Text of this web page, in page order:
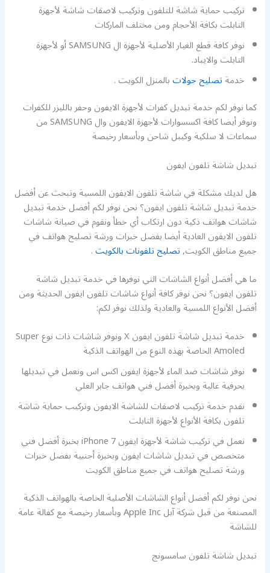
تركيب حماية شاشة للتلفون وتركيب لاصقات شاشة لأجهزة
التابلت بكافة الأحجام ومن مختلف الماركات
نوفر كافة قطع الغيار الأصلية لأجهزة ال SAMSUNG أو لأجهزة
التابلت والايباد.
خدمةتصليح جولاتبالمنزل الكويت .
كما نوفر لكم خدمة تبديل كفرات لأجهزة الايفون وحفر بالليزر للكفرات
ونوفر أيضا كافة اكسسوارات لأجهزة الايفون وال SAMSUNG من
سماعات لا سلكية وكيبل شاحن وبأسعار رخيصة
تبديل شاشة تلفون ايفون
هل لديك مشكلة في شاشة تلفون الايفون اللمسية وتبحث عن أفضل
خدمة تبديل شاشة تلفون ايفون؟ نحن نوفر لكم أفضل خدمة تبديل
شاشات هواتف ذكية دون ارتكاب أي خطأ ونقوم في صيانة شاشات
تلفون الايفون العادية أيضا بفضل خبرات ورشة تصليح هواتف في
جميع مناطق الكويت,تصليح تلفونات بالكويت.
ما هي أفضل أنواع الشاشات التي نوفرها في خدمة تبديل شاشة
تلفون ايفون؟ نحن نوفر كافة أنواع شاشات تلفون ايفون الحديثة ومن
أفضل الأنواع اللمسية والعادية ولذلك نوفر لكم:
خدمة تبديل شاشة تلفون ايفون X ونوفر شاشات ذات نوع Super
Amoled الخاصة بهذه النوع من الهواتف الذكية
نوفر شاشات ضد الماء لأجهزة ايفون اكس اس ونعمل في تبديلها
بحرفية عالية وبخبرة أفضل فني هواتف جابر العلي
نقدم خدمة تركيب لاصقات للشاشة الايفون وتركيب حماية شاشة
تلفون بكافة الأنواع لأجهزة التابلت
نعمل في تركيب شاشة لأجهزة ايفون 7 iPhone بخبرة أفضل فني
متخصص في تبديل شاشات ايفون وبخبرة أجنبية بفضل خبرات
ورشة تصليح هواتف في جميع مناطق الكويت
نحن نوفر لكم أفضل أنواع الشاشات الأصلية الخاصة بالهواتف الذكية
المصنعة من قبل شركة آبل Apple Inc وبأسعار رخيصة مع كفالة عامة
للشاشة
تبديل شاشة تلفون سامسونج